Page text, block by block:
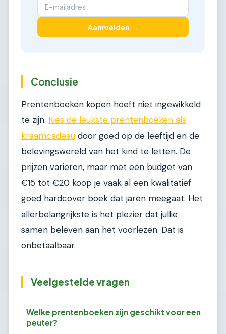
Aanmelden →
Conclusie
Prentenboeken kopen hoeft niet ingewikkeld
te zijn. Kies de leukste prentenboeken als
kraamcadeau door goed op de leeftijd en de
belevingswereld van het kind te letten. De
prijzen variëren, maar met een budget van
€15 tot €20 koop je vaak al een kwalitatief
goed hardcover boek dat jaren meegaat. Het
allerbelangrijkste is het plezier dat jullie
samen beleven aan het voorlezen. Dat is
onbetaalbaar.
Veelgestelde vragen
Welke prentenboeken zijn geschikt voor een
peuter?